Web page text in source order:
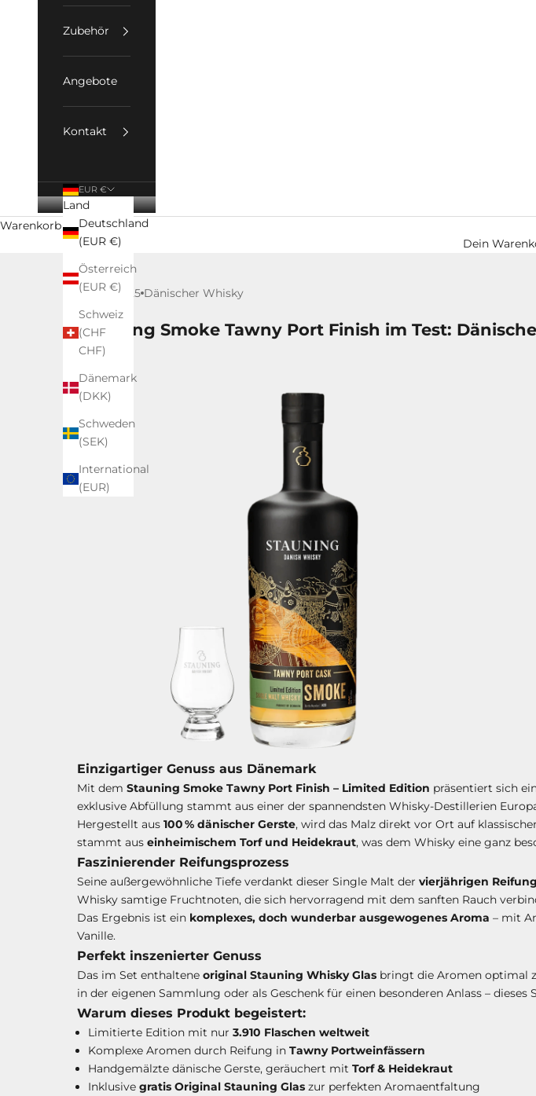
Zubehör
Angebote
Kontakt
EUR €
Land
Deutschland
(EUR €)
Österreich
(EUR €)
Schweiz
(CHF
CHF)
Dänemark
(DKK)
Schweden
(SEK)
International
(EUR)
Warenkorb
Dein
17. Mai 2025 Dänischer Whisky
Stauning Smoke Tawny Port Finish im Test:
Einzigartiger Genuss aus Dänemark
Mit dem Stauning Smoke Tawny Port Finish – Limited Edition präsentiert sich
exklusive Abfüllung stammt aus einer der spannendsten Whisky-Destillerien
Hergestellt aus 100 % dänischer Gerste, wird das Malz direkt vor Ort auf
stammt aus einheimischem Torf und Heidekraut, was dem Whisky eine ganz
Faszinierender Reifungsprozess
Seine außergewöhnliche Tiefe verdankt dieser Single Malt der vierjährigen
Whisky samtige Fruchtnoten, die sich hervorragend mit dem sanften Rauch
Das Ergebnis ist ein komplexes, doch wunderbar ausgewogenes Aroma – mit
Vanille.
Perfekt inszenierter Genuss
Das im Set enthaltene original Stauning Whisky Glas bringt die Aromen optimal
in der eigenen Sammlung oder als Geschenk für einen besonderen Anlass – dieses
Warum dieses Produkt begeistert:
Limitierte Edition mit nur 3.910 Flaschen weltweit
Komplexe Aromen durch Reifung in Tawny Portweinfässern
Handgemälzte dänische Gerste, geräuchert mit Torf & Heidekraut
Inklusive gratis Original Stauning Glas zur perfekten Aromaentfaltung